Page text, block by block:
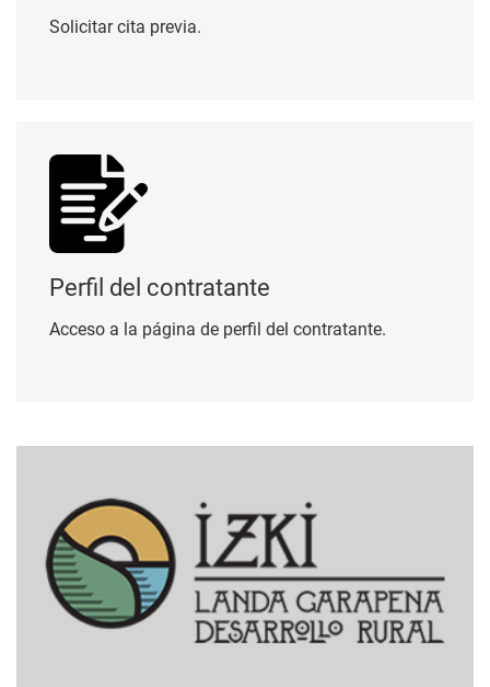
Solicitar cita previa.
Perfil del contratante
Acceso a la página de perfil del contratante.